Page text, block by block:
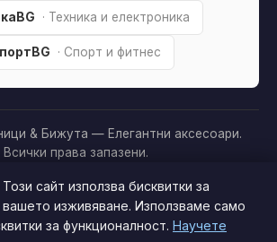
· Техника и електроника
· Спорт и фитнес
& Бижута — Елегантни аксесоари.
Всички права запазени.
Този сайт е независим и
(affiliate) линкове. Когато купите
може да получим малка комисиона от
това да оскъпява покупката за вас. Това
използва бисквитки за по-добро
сайт използва бисквитки за
изживяване. Използваме само
за функционалност. Научете